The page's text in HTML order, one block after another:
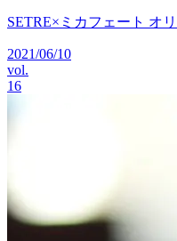
SETRE×ミカフェート オ
2021/06/10
vol.
16